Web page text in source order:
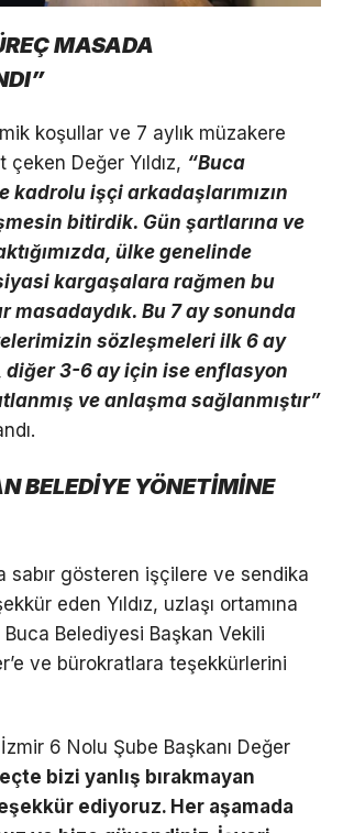
MASADA
koşullar ve 7 aylık müzakere
Değer Yıldız, “Buca
kadrolu işçi arkadaşlarımızın
bitirdik. Gün şartlarına ve
ülke genelinde
kargaşalara rağmen bu
masadaydık. Bu 7 ay sonunda
sözleşmeleri ilk 6 ay
diğer 3-6 ay için ise enflasyon
ve anlaşma sağlanmıştır”
BELEDİYE YÖNETİMİNE
sabır gösteren işçilere ve sendika
eden Yıldız, uzlaşı ortamına
Buca Belediyesi Başkan Vekili
ve bürokratlara teşekkürlerini
6 Nolu Şube Başkanı Değer
bizi yanlış bırakmayan
ediyoruz. Her aşamada